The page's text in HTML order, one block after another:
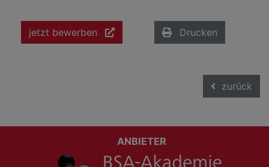
jetzt bewerben Drucken
zurück
ANBIETER